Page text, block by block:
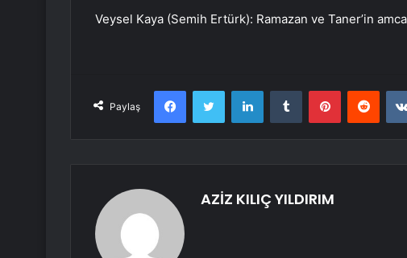
Veysel Kaya (Semih Ertürk): Ramazan ve Taner’in
Paylaş
FacebookTwitter LinkedInTumblr Pinterest
AZİZ KILIÇ YILDIRIM